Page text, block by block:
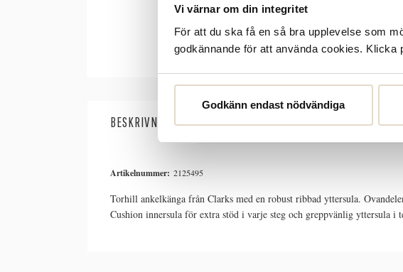
Vi värnar om din integritet
För att du ska få en så bra upplevelse som
godkännande för att använda cookies.
Godkänn endast nödvändiga
BESKRIVNING SPECIFIKATIONER
Artikelnummer: 2125495
Torhill ankelkänga från Clarks med en robust ribbad yttersula.
Cushion innersula för extra stöd i varje steg och greppvänlig yttersula